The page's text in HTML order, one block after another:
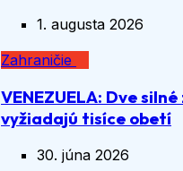
1. augusta 2026
Zahraničie
VENEZUELA: Dve
vyžiadajú tisíce obetí
30. júna 2026